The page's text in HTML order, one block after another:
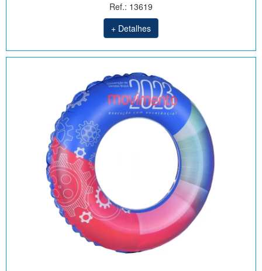
Ref.: 13619
+ Detalhes